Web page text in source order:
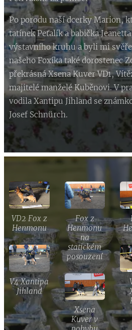
Po porodu naší dcerky Marion,
tatínek Peťalík a babička
výstavního kruhu a byli mi
našeho Foxíka také dorostenec
překrásná Xsena Kuver VD1,
majitelé manželé Kuběnovi. V
vodila Xantipu Jihland se
Josef Schnürch.
VD2 Fox z
Henmonu
Fox z
Henmonu
na
statickém
posouzení
V4 Xantipa
Jihland
Xsena
Kuver v